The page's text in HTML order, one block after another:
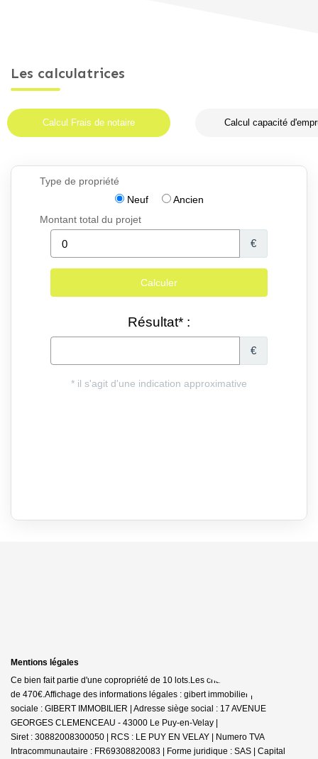
Les calculatrices
Calcul Frais de notaire Calcul capacité
Mentions légales
Ce bien fait partie d'une copropriété de 10 lots.Les charges annuelles sont
de 470€.Affichage des informations légales : gibert immobilier | Raison
sociale : GIBERT IMMOBILIER | Adresse siège social : 17 AVENUE
GEORGES CLEMENCEAU - 43000 Le Puy-en-Velay |
Siret : 30882008300050 | RCS : LE PUY EN VELAY | Numero TVA
Intracommunautaire : FR69308820083 | Forme juridique : SAS | Capital